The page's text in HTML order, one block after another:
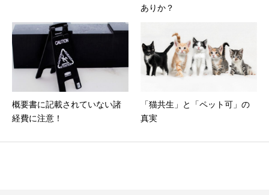
ありか？
概要書に記載されていない諸
経費に注意！
「猫共生」と「ペット可」の
真実